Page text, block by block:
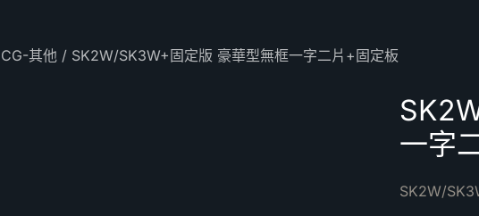
其他 / SK2W/SK3W+固定版 豪華型無框一字二片+固定板
一字
SK2W/